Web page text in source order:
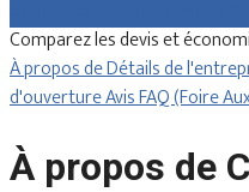
Comparez les devis et
À propos deDétails de
d'ouvertureAvisFAQ (Foire
À propos de